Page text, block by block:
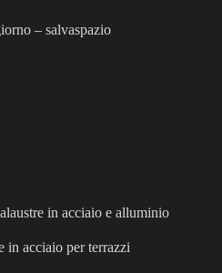
– salvaspazio
in acciaio e alluminio
in acciaio per terrazzi